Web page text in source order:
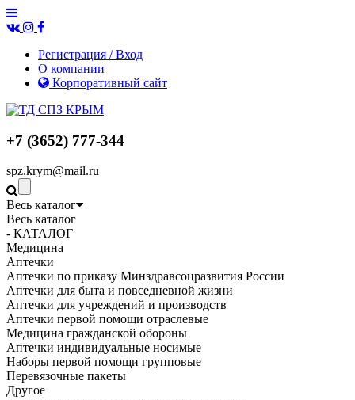
Регистрация / Вход
О компании
Корпоративный сайт
+7 (3652) 777-344
spz.krym@mail.ru
Весь каталог
Весь каталог
- КАТАЛОГ
Медицина
Аптечки
Аптечки по приказу Минздравсоцразвития России
Аптечки для быта и повседневной жизни
Аптечки для учреждений и производств
Аптечки первой помощи отраслевые
Медицина гражданской обороны
Аптечки индивидуальные носимые
Наборы первой помощи групповые
Перевязочные пакеты
Другое